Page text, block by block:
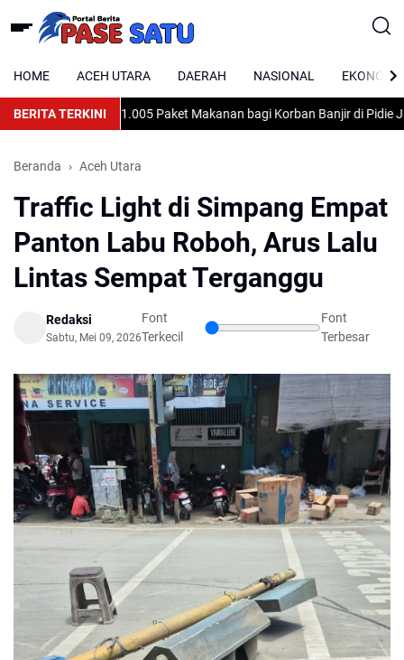
HOME ACEH UTARA DAERAH NASIONAL EKONOMI
BERITA TERKINI
Zakat Salurkan 1.005 Paket Makanan bagi Korban Banjir di Pidie Jaya
Beranda Aceh Utara
Traffic Light di Simpang Empat
Panton Labu Roboh, Arus Lalu
Lintas Sempat Terganggu
Redaksi
Sabtu, Mei 09, 2026
Font
Terkecil
Font
Terbesar